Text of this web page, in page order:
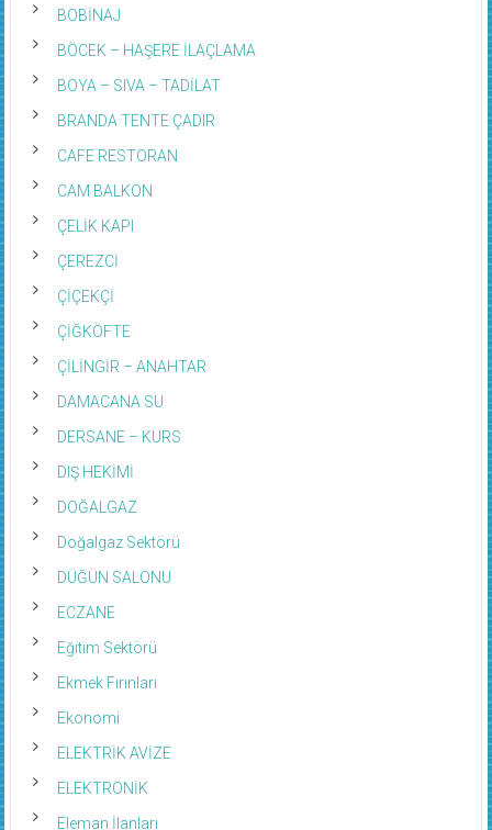
BOBİNAJ
BÖCEK – HAŞERE İLAÇLAMA
BOYA – SIVA – TADİLAT
BRANDA TENTE ÇADIR
CAFE RESTORAN
CAM BALKON
ÇELİK KAPI
ÇEREZCİ
ÇİÇEKÇİ
ÇİĞKÖFTE
ÇİLİNGİR – ANAHTAR
DAMACANA SU
DERSANE – KURS
DIŞ HEKİMİ
DOĞALGAZ
Doğalgaz Sektörü
DÜĞÜN SALONU
ECZANE
Eğitim Sektörü
Ekmek Fırınları
Ekonomi
ELEKTRİK AVİZE
ELEKTRONİK
Eleman İlanları